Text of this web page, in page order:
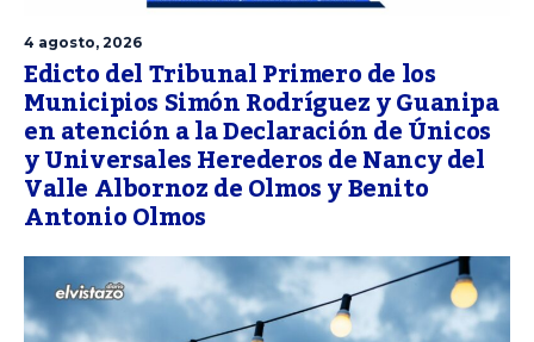
4 agosto, 2026
Edicto del Tribunal Primero de los
Municipios Simón Rodríguez y Guanipa
en atención a la Declaración de Únicos
y Universales Herederos de Nancy del
Valle Albornoz de Olmos y Benito
Antonio Olmos